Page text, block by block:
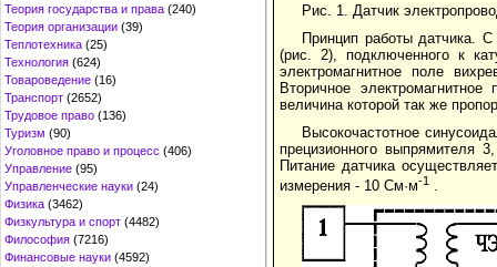
Теория государства и права (240)
Теория организации (39)
Теплотехника (25)
Технология (624)
Товароведение (16)
Транспорт (2652)
Трудовое право (136)
Туризм (90)
Уголовное право и процесс (406)
Управление (95)
Управленческие науки (24)
Физика (3462)
Физкультура и спорт (4482)
Философия (7216)
Финансовые науки (4592)
Рис. 1. Датчик
Принцип работы датчика.
(рис. 2), подключенного к
электромагнитное поле
Вторичное
величина которой так же
Высокочастотное
прецизионного выпрямителя
Питание датчика
измерения - 10 См·м-1 .